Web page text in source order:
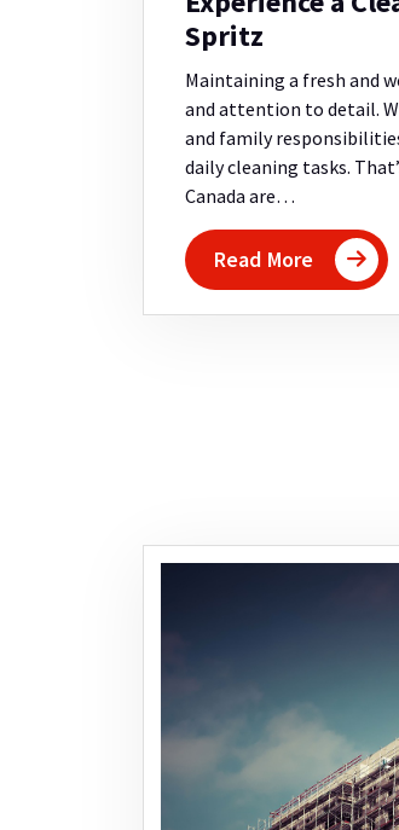
Spritz
Maintaining a fresh and
and attention to detail.
and family
daily cleaning tasks.
Canada are…
Read More